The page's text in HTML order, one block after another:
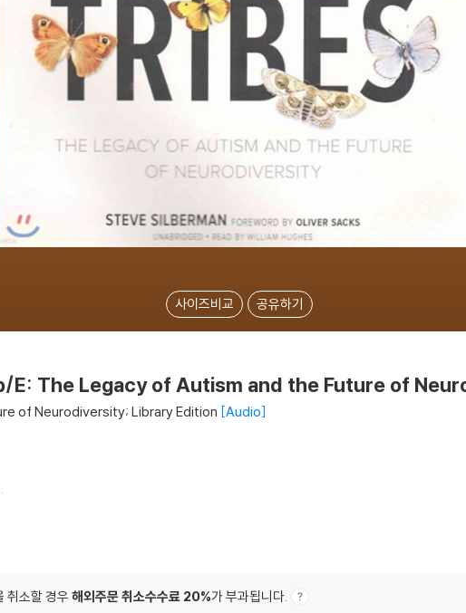
사이즈비교 공유하기
E: The Legacy of Autism and the Future of
of Neurodiversity; Library Edition Audio
취소할 경우 해외주문 취소수수료 20%가 부과됩니다.